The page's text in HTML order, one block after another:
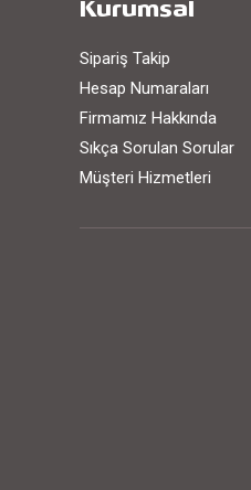
Kurumsal
Sipariş Takip
Hesap Numaraları
Firmamız Hakkında
Sıkça Sorulan Sorular
Müşteri Hizmetleri